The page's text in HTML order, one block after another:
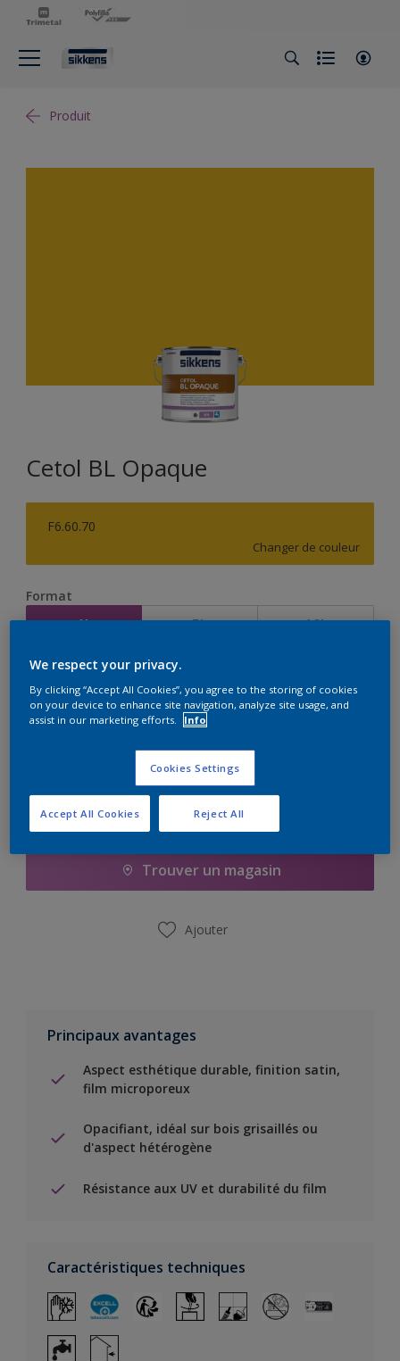
Produit
Cetol BL Opaque
F6.60.70
Changer de couleur
Format
1L 5L 10L
Quantité Calculateur de peinture
Calculer
Ajouter à la liste d’achats
Trouver un magasin
Ajouter
Principaux avantages
Aspect esthétique durable, finition satin,
film microporeux
Opacifiant, idéal sur bois grisaillés ou
d'aspect hétérogène
Résistance aux UV et durabilité du film
Caractéristiques techniques
We respect your privacy.
By clicking “Accept All Cookies”, you agree to the storing of cookies
on your device to enhance site navigation, analyze site usage, and
assist in our marketing efforts.
Info
Cookies Settings
Reject All
Accept All Cookies